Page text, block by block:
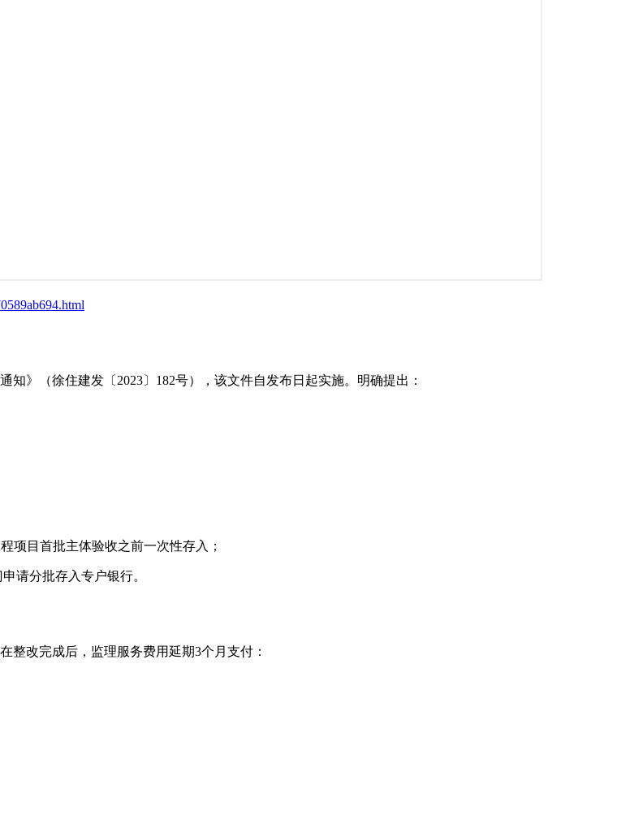
》（徐住建发〔2023〕182号），该文件自发布日起实施。明确提出：
项目首批主体验收之前一次性存入；
请分批存入专户银行。
整改完成后，监理服务费用延期3个月支付：